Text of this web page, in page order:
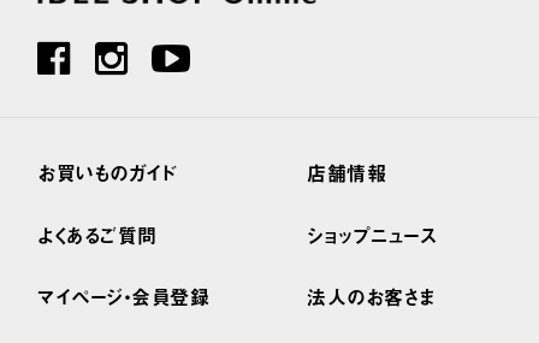
お買いものガイド
よくあるご質問
マイページ・会員登録
店舗情報
ショップニュース
法人のお客さま